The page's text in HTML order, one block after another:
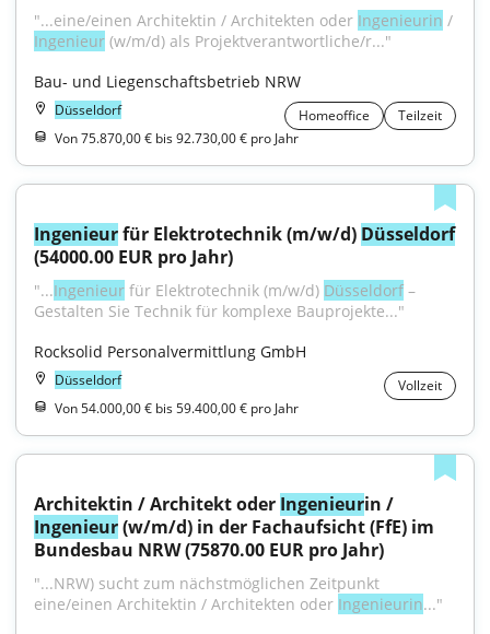
"...eine/einen Architektin / Architekten oder Ingenieurin
Ingenieur (w/m/d) als Projektverantwortliche/r..."
Bau- und Liegenschaftsbetrieb NRW
Düsseldorf Homeoffice
Teilzeit
Von 75.870,00 € bis 92.730,00 € pro Jahr
Ingenieur für Elektrotechnik (m/w/d) Düsseldorf
(54000.00 EUR pro Jahr)
"...Ingenieur für Elektrotechnik (m/w/d) Düsseldorf –
Gestalten Sie Technik für komplexe Bauprojekte..."
Rocksolid Personalvermittlung GmbH
Düsseldorf
Vollzeit
Von 54.000,00 € bis 59.400,00 € pro Jahr
Architektin / Architekt oder Ingenieur
Ingenieur (w/m/d) in der Fachaufsicht (FfE) im
Bundesbau NRW (75870.00 EUR pro Jahr)
"...NRW) sucht zum nächst­möglichen Zeitpunkt
eine/einen Architektin / Architekten oder Ingenieurin..."